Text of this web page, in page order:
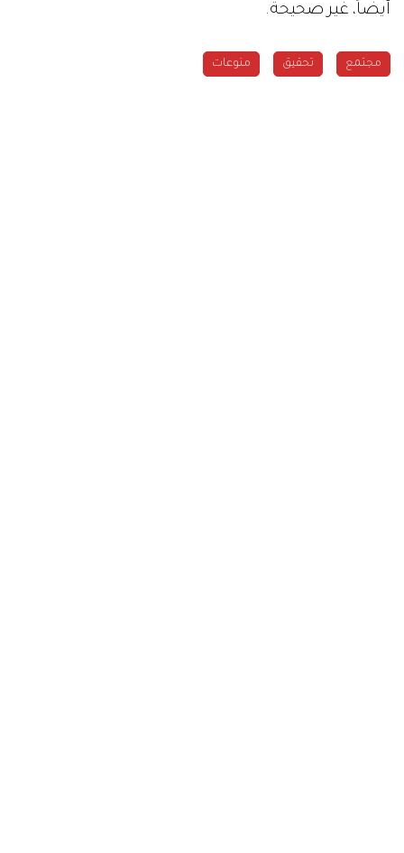
أيضاً، غير صحيحة.
مجتمع تحقيق منوعات